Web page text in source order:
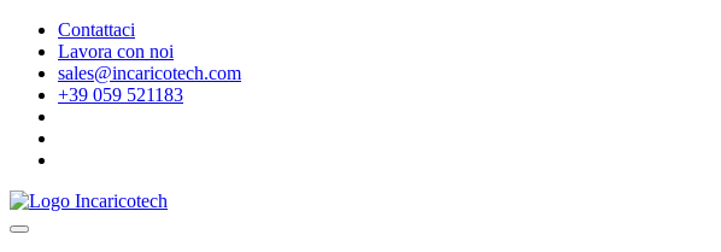
Contattaci
Lavora con noi
sales@incaricotech.com
+39 059 521183